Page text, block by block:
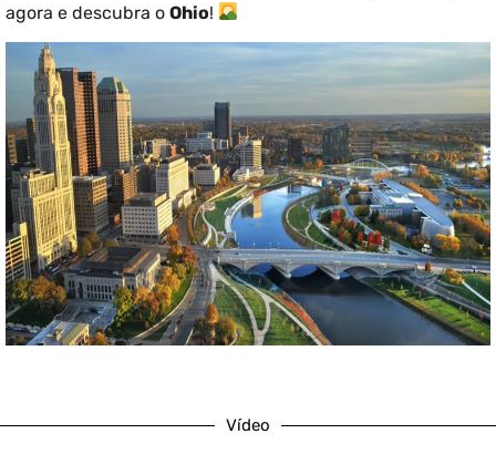
agora e descubra o Ohio!
Vídeo